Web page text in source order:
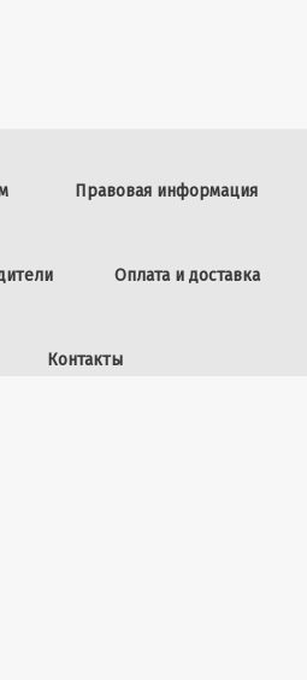
Правовая информация
Оплата и доставка
Контакты